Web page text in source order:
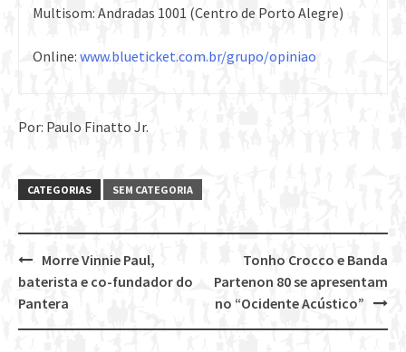
Multisom: Andradas 1001 (Centro de Porto Alegre)
Online: www.blueticket.com.br/grupo/opiniao
Por: Paulo Finatto Jr.
CATEGORIAS SEM CATEGORIA
Post
navigation
Tonho Crocco e Banda
Partenon 80 se apresentam
no “Ocidente Acústico”
Morre Vinnie Paul,
baterista e co-fundador do
Pantera